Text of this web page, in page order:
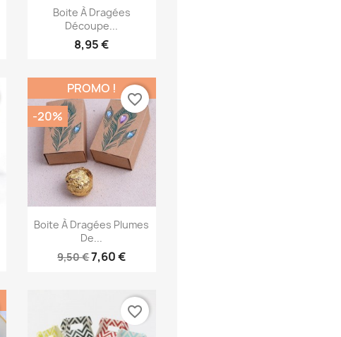
Aperçu rapide
Boite À Dragées
Découpe...
8,95 €
 Aperçu rapide
Boite À Dragées Plumes
De...
9,50 €7,60 €
PROMO !
-20%
favorite_border
favorite_border